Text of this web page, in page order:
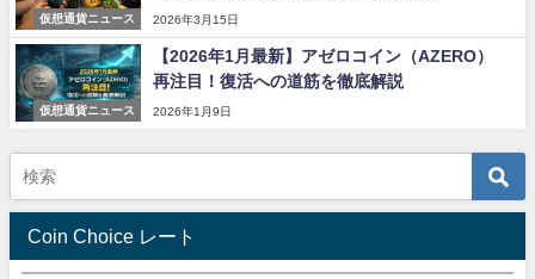
仮想通貨ニュース 2026年3月15日
仮想通貨ニュース
【2026年1月最新】アゼロコイン（AZERO）
再注目！復活への道筋を徹底解説
2026年1月9日
Coin Choice レート